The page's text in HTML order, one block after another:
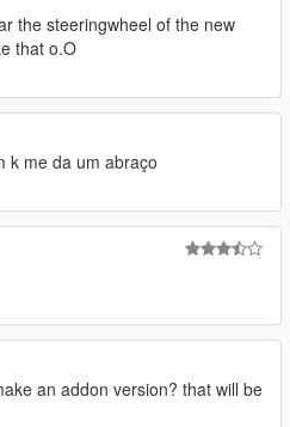
the steeringwheel of the new
that o.O
k me da um abraço
an addon version? that will be